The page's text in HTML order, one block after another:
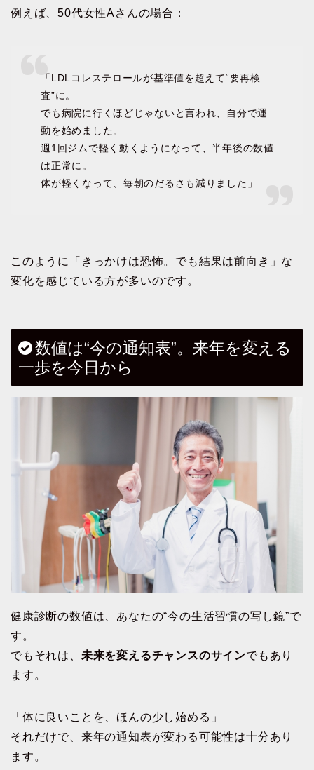
例えば、50代女性Aさんの場合：
「LDLコレステロールが基準値を超えて“要再検
査”に。
でも病院に行くほどじゃないと言われ、自分で運
動を始めました。
週1回ジムで軽く動くようになって、半年後の数値
は正常に。
体が軽くなって、毎朝のだるさも減りました」
このように「きっかけは恐怖。でも結果は前向き」な
変化を感じている方が多いのです。
数値は“今の通知表”。来年を変える
一歩を今日から
健康診断の数値は、あなたの“今の生活習慣の写し鏡”で
す。
でもそれは、 未来を変えるチャンスのサインでもあり
ます。
「体に良いことを、ほんの少し始める」
それだけで、来年の通知表が変わる可能性は十分あり
ます。